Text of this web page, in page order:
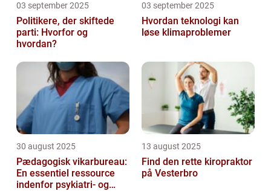
03 september 2025
Politikere, der skiftede
parti: Hvorfor og
hvordan?
03 september 2025
Hvordan teknologi kan
løse klimaproblemer
30 august 2025
Pædagogisk vikarbureau:
En essentiel ressource
indenfor psykiatri- og
13 august 2025
Find den rette kiropraktor
på Vesterbro